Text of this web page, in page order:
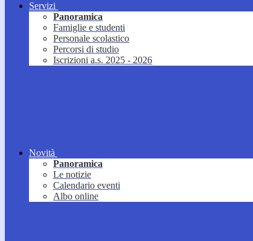
Servizi
Panoramica
Famiglie e studenti
Personale scolastico
Percorsi di studio
Iscrizioni a.s. 2025 - 2026
Novità
Panoramica
Le notizie
Calendario eventi
Albo online